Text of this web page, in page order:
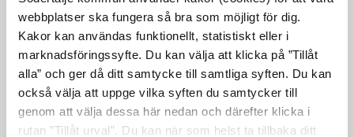
webbplatser ska fungera så bra som möjligt för dig.
Kakor kan användas funktionellt, statistiskt eller i
marknadsföringssyfte. Du kan välja att klicka på ”Tillåt
alla” och ger då ditt samtycke till samtliga syften. Du kan
också välja att uppge vilka syften du samtycker till
genom att välja dessa här nedan och därefter klicka i
rutan ”Tillåt urval”. Du kan när som helst ta tillbaka ditt
Årets team:Enheten för
Arbetsrehabilitering (EFA)
Alla i teamet använder sin unika
kompetens för att kunna ge deltagare en
mer meningsfullt vardag genom aktiviteter